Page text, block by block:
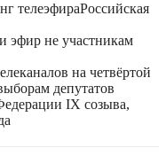
телеэфираРоссийская
эфир не участникам
на четвёртой
депутатов
IX созыва,